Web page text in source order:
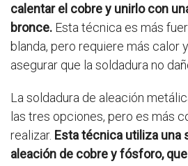
calentar el cobre y unirlo con
bronce. Esta técnica es más
blanda, pero requiere más calor
asegurar que la soldadura no
La soldadura de aleación
las tres opciones, pero es más
realizar. Esta técnica utiliza una
aleación de cobre y fósforo,